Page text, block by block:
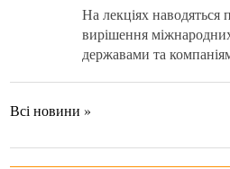
На лекціях наводяться
вирішення
державами та
Всі новини »